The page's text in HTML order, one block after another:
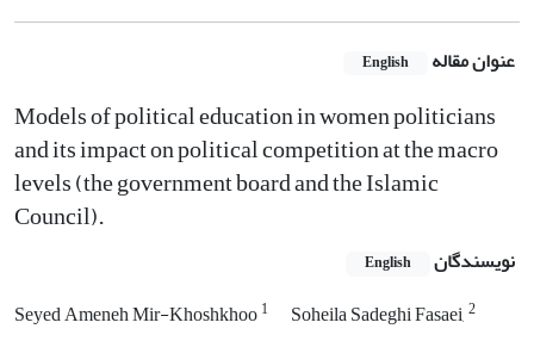
عنوان مقاله English
Models of political education in women politicians
and its impact on political competition at the macro
levels (the government board and the Islamic
Council).
نویسندگان English
Seyed Ameneh Mir-Khoshkhoo1 Soheila Sadeghi Fasaei,2